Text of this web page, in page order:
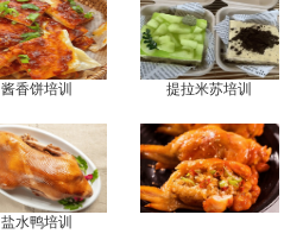
酱香饼培训 提拉米苏培训
盐水鸭培训